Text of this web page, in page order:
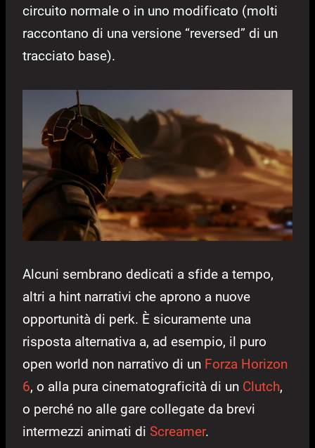
circuito normale o in uno modificato (molti
raccontano di una versione “reversed” di un
tracciato base).
Alcuni sembrano dedicati a sfide a tempo,
altri a hint narrativi che aprono a nuove
opportunità di perk. È sicuramente una
risposta alternativa a, ad esempio, il puro
open world non narrativo di un Forza Horizon
6, o alla pura cinematograficità di un Clutch,
o perché no alle gare collegate da brevi
intermezzi animati di Screamer.